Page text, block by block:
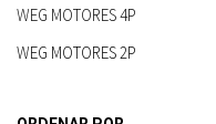
WEG MOTORES 4P
WEG MOTORES 2P